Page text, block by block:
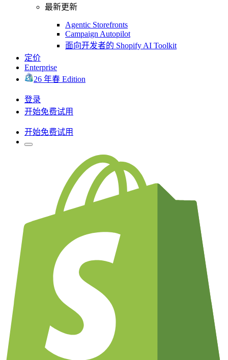
最新更新
Agentic Storefronts
Campaign Autopilot
面向开发者的 Shopify AI Toolkit
定价
Enterprise
26 年春 Edition
登录
开始免费试用
开始免费试用